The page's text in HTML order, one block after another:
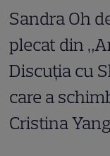
Sandra Oh
plecat din
Discuția cu
care a
Cristina Yang